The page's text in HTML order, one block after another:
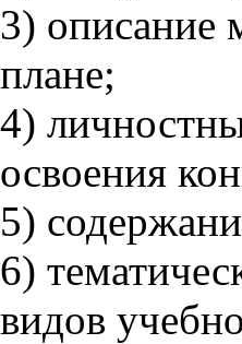
3) описание
плане;
4)
освоения
5)
6)
видов